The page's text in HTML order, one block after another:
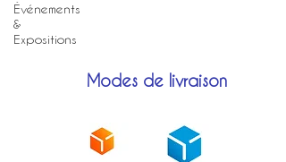
Événements
&
Expositions
Modes de livraison